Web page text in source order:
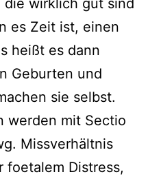
es Zeit ist, einen
heißt es dann
Geburten und
sie selbst.
werden mit Sectio
Missverhältnis
foetalem Distress,